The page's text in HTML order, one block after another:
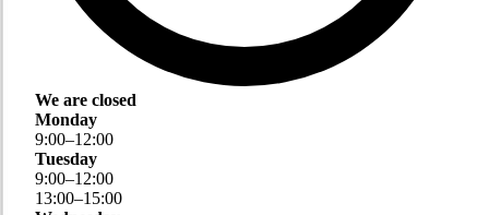
We are closed
Monday
9:00–12:00
Tuesday
9:00–12:00
13:00–15:00